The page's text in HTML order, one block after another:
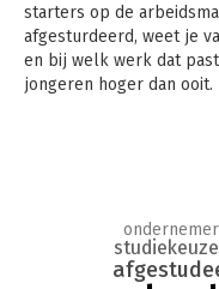
starters op de
afgesturdeerd, weet je
en bij welk werk dat
jongeren hoger dan ooit.
beginnen, beslagen ten
opvallen in de massa en
studiekeuze